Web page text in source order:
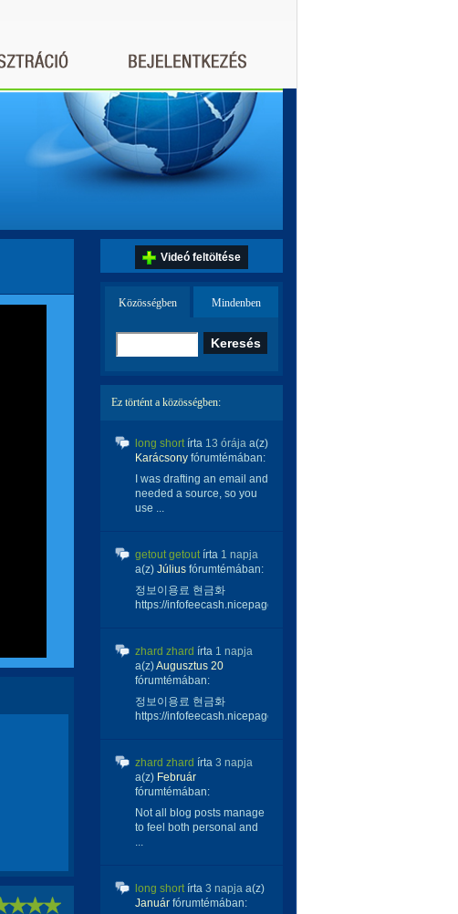
Videó feltöltése
Közösségben Mindenben
Ez történt a közösségben:
long shortírta 13 órája a(z)
Karácsony fórumtémában:
I was drafting an email and
needed a source, so you
use ...
getout getoutírta 1 napja
a(z) Július fórumtémában:
정보이용료 현금화
https://infofeecash.nicepage...
zhard zhard írta 1 napja
a(z)Augusztus 20
fórumtémában:
정보이용료 현금화
https://infofeecash.nicepage...
zhard zhard írta 3 napja
a(z) Február
fórumtémában:
Not all blog posts manage
to feel both personal and
...
long shortírta 3 napja a(z)
Január fórumtémában: